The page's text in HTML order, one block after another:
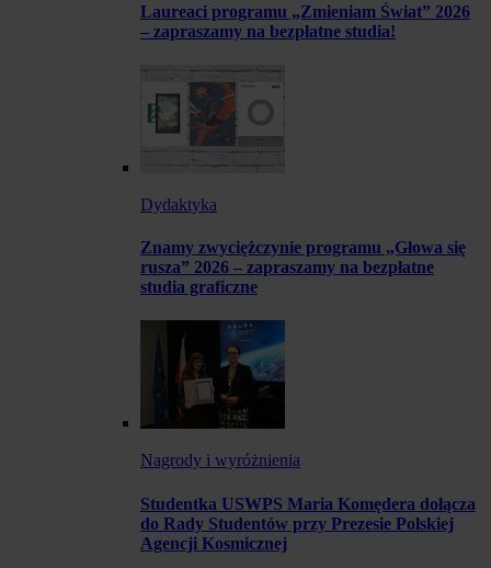
Laureaci programu „Zmieniam Świat” 2026
– zapraszamy na bezpłatne studia!
Dydaktyka
Znamy zwyciężczynie programu „Głowa się
rusza” 2026 – zapraszamy na bezpłatne
studia graficzne
Nagrody i wyróżnienia
Studentka USWPS Maria Komędera dołącza
do Rady Studentów przy Prezesie Polskiej
Agencji Kosmicznej